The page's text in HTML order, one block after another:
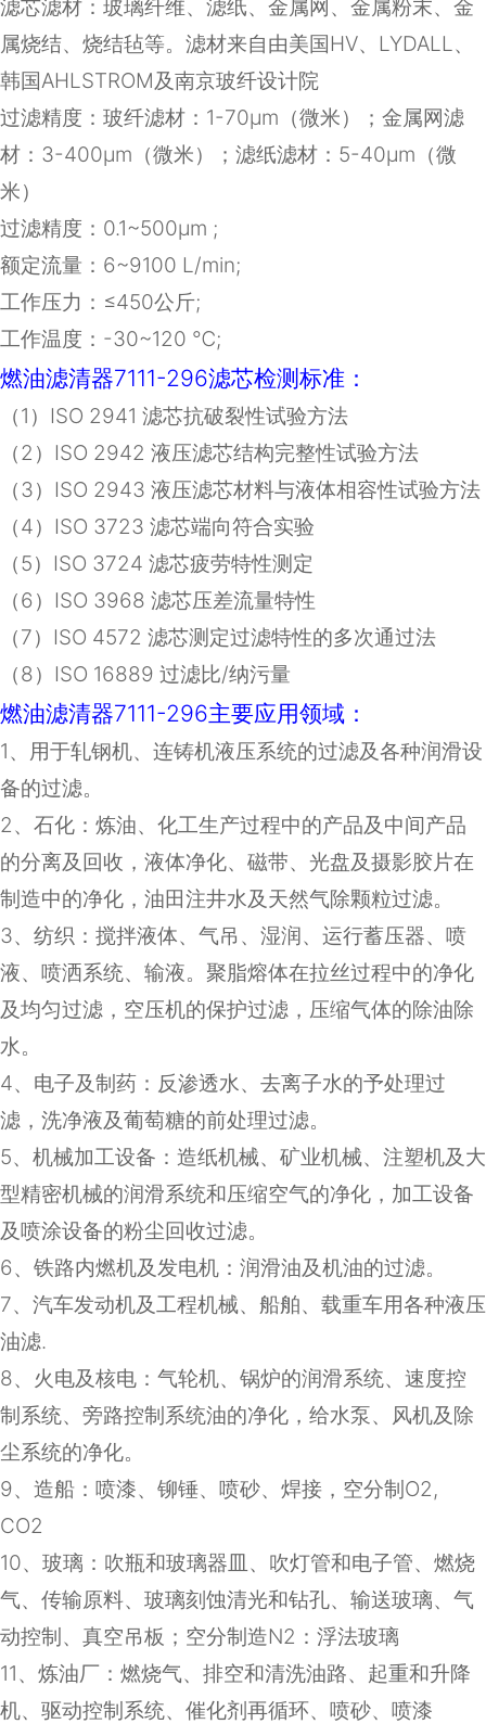
滤芯滤材： 玻璃纤维、滤纸、金属网、金属粉末、金
属烧结、烧结毡等。滤材来自由美国HV、LYDALL、
韩国AHLSTROM及南京玻纤设计院
过滤精度：玻纤滤材：1-70μm（微米）；金属网滤
材：3-400μm（微米）；滤纸滤材：5-40μm（微
米）
过滤精度： 0.1~500μm ;
额定流量： 6~9100 L/min;
工作压力：≤450公斤;
工作温度： -30~120 ℃;
燃油滤清器7111-296滤芯检测标准：
（1 ） ISO 2941 滤芯抗破裂性试验方法
（2 ） ISO 2942 液压滤芯结构完整性试验方法
（3） ISO 2943 液压滤芯材料与液体相容性试验方法
（4） ISO 3723 滤芯端向符合实验
（5） ISO 3724 滤芯疲劳特性测定
（6） ISO 3968 滤芯压差流量特性
（7） ISO 4572 滤芯测定过滤特性的多次通过法
（8）ISO 16889 过滤比/纳污量
燃油滤清器7111-296主要应用领域：
1、用于轧钢机、连铸机液压系统的过滤及各种润滑设
备的过滤。
2、石化：炼油、化工生产过程中的产品及中间产品
的分离及回收，液体净化、磁带、光盘及摄影胶片在
制造中的净化，油田注井水及天然气除颗粒过滤。
3、纺织：搅拌液体、气吊、湿润、运行蓄压器、喷
液、喷洒系统、输液。聚脂熔体在拉丝过程中的净化
及均匀过滤，空压机的保护过滤，压缩气体的除油除
水。
4、电子及制药：反渗透水、去离子水的予处理过
滤，洗净液及葡萄糖的前处理过滤。
5、机械加工设备：造纸机械、矿业机械、注塑机及大
型精密机械的润滑系统和压缩空气的净化，加工设备
及喷涂设备的粉尘回收过滤。
6、铁路内燃机及发电机：润滑油及机油的过滤。
7、汽车发动机及工程机械、船舶、载重车用各种液压
油滤.
8、火电及核电：气轮机、锅炉的润滑系统、速度控
制系统、旁路控制系统油的净化，给水泵、风机及除
尘系统的净化。
9、造船：喷漆、铆锤、喷砂、焊接，空分制 O2,
CO2
10、玻璃：吹瓶和玻璃器皿、吹灯管和电子管、燃烧
气、传输原料、玻璃刻蚀清光和钻孔、输送玻璃、气
动控制、真空吊板；空分制造N2 ：浮法玻璃
11、炼油厂：燃烧气、排空和清洗油路、起重和升降
机、驱动控制系统、催化剂再循环、喷砂、喷漆